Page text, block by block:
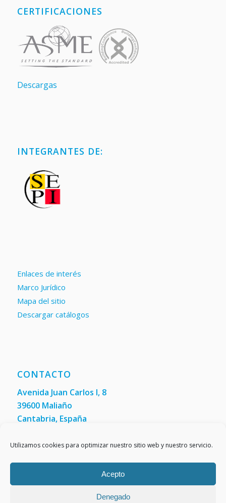
Utilizamos cookies para optimizar nuestro sitio web y nuestro servicio.
Acepto
Denegado
CERTIFICACIONES
Descargas
INTEGRANTES DE:
Enlaces de interés
Marco Jurídico
Mapa del sitio
Descargar catálogos
CONTACTO
Avenida Juan Carlos I, 8
39600 Maliaño
Cantabria, España
Fax:(+34) 942 200 148